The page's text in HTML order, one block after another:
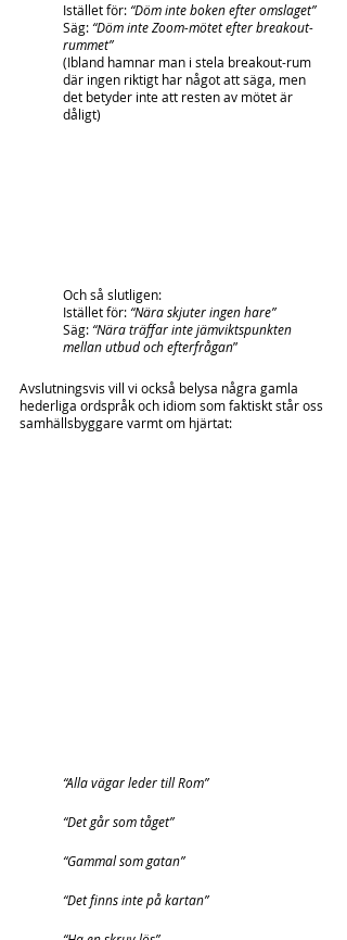
Istället för: “Döm inte boken efter omslaget”
Säg: “Döm inte Zoom-mötet efter breakout-
rummet”
(Ibland hamnar man i stela breakout-rum
där ingen riktigt har något att säga, men
det betyder inte att resten av mötet är
dåligt)
Och så slutligen:
Istället för: “Nära skjuter ingen hare”
Säg: “Nära träffar inte jämviktspunkten
mellan utbud och efterfrågan”
Avslutningsvis vill vi också belysa några gamla
hederliga ordspråk och idiom som faktiskt står oss
samhällsbyggare varmt om hjärtat:
“Alla vägar leder till Rom”
“Det går som tåget”
“Gammal som gatan”
“Det finns inte på kartan”